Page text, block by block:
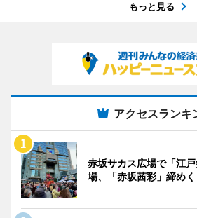
もっと見る
アクセスランキ
赤坂サカス広場で「江
場、「赤坂茜彩」締め